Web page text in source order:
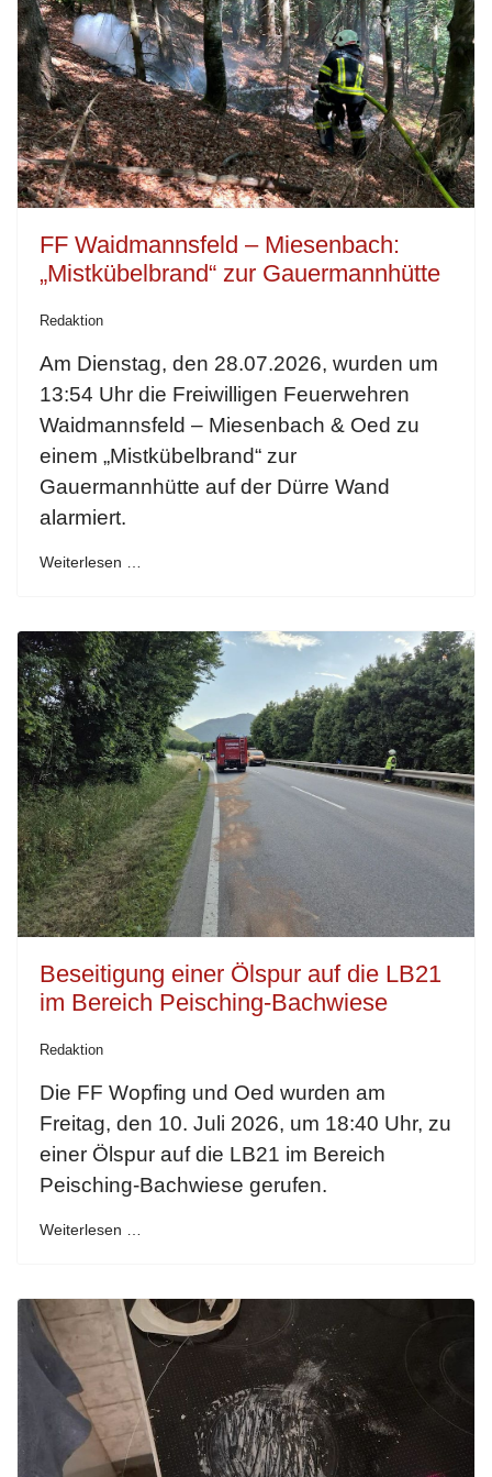
FF Waidmannsfeld – Miesenbach:
„Mistkübelbrand“ zur Gauermannhütte
Redaktion
Am Dienstag, den 28.07.2026, wurden um
13:54 Uhr die Freiwilligen Feuerwehren
Waidmannsfeld – Miesenbach & Oed zu
einem „Mistkübelbrand“ zur
Gauermannhütte auf der Dürre Wand
alarmiert.
Weiterlesen …
Beseitigung einer Ölspur auf die LB21
im Bereich Peisching-Bachwiese
Redaktion
Die FF Wopfing und Oed wurden am
Freitag, den 10. Juli 2026, um 18:40 Uhr, zu
einer Ölspur auf die LB21 im Bereich
Peisching-Bachwiese gerufen.
Weiterlesen …